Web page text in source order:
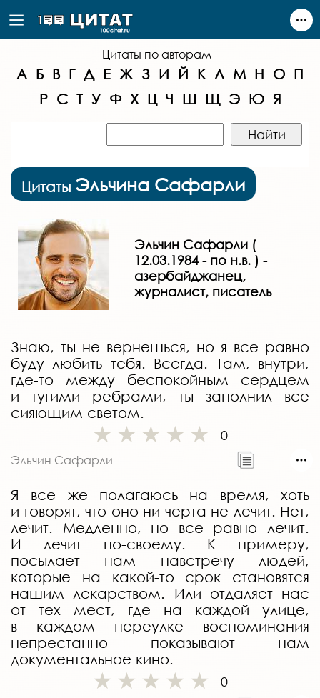
Цитаты по авторам
А Б В Г Д Е Ж З И Й К Л М Н О П
Р С Т У Ф Х Ц Ч Ш Щ Э Ю Я
Цитаты Эльчина Сафарли
Эльчин Сафарли (
12.03.1984 - по н.в. ) -
азербайджанец,
журналист, писатель
Знаю, ты не вернешься, но я все равно
буду любить тебя. Всегда. Там, внутри,
где-то между беспокойным сердцем
и тугими ребрами, ты заполнил все
сияющим светом.
0
Эльчин Сафарли
Я все же полагаюсь на время, хоть
и говорят, что оно ни черта не лечит. Нет,
лечит. Медленно, но все равно лечит.
И лечит по-своему. К примеру,
посылает нам навстречу людей,
которые на какой-то срок становятся
нашим лекарством. Или отдаляет нас
от тех мест, где на каждой улице,
в каждом переулке воспоминания
непрестанно показывают нам
документальное кино.
0